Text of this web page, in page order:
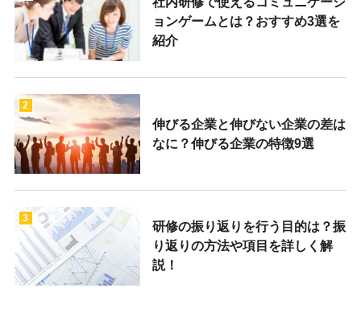
ョンゲームとは？おすすめ3選を
紹介
2
伸びる企業と伸びない企業の差は
なに？伸びる企業の特徴9選
3
研修の振り返りを行う目的は？振
り返りの方法や項目を詳しく解
説！